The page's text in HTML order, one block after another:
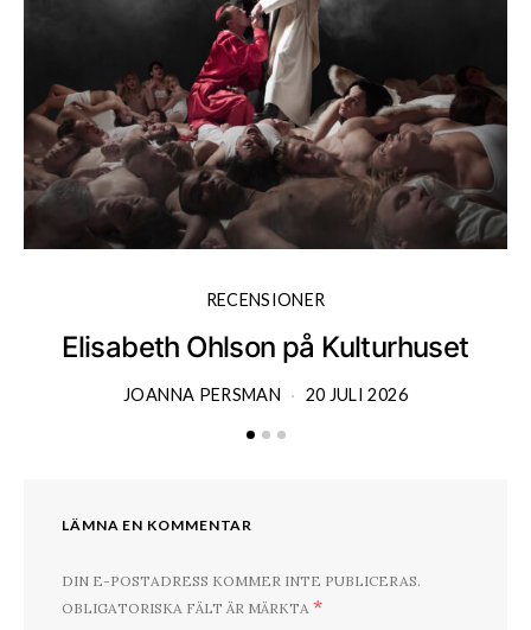
RECENSIONER
Elisabeth Ohlson på Kulturhuset
JOANNA PERSMAN 20 JULI 2026
LÄMNA EN KOMMENTAR
DIN E-POSTADRESS KOMMER INTE PUBLICERAS.
OBLIGATORISKA FÄLT ÄR MÄRKTA *